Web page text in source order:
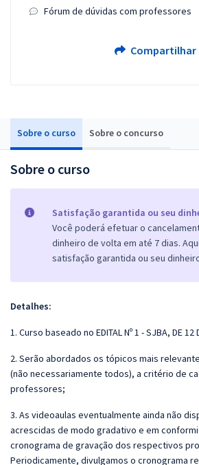
Sobre o curso Sobre o concurso
Sobre o curso
Satisfação garantida ou seu
Você poderá efetuar o
dinheiro de volta em até 7 dias.
satisfação garantida ou seu
Detalhes:
1. Curso baseado no EDITAL Nº 1 - SJBA, DE 12
2. Serão abordados os tópicos mais
(não necessariamente todos), a critério de
professores;
3. As videoaulas eventualmente ainda não
acrescidas de modo gradativo e em
cronograma de gravação dos respectivos
Periodicamente, divulgamos o cronograma
Fórum de dúvidas com professores
Compartilhar